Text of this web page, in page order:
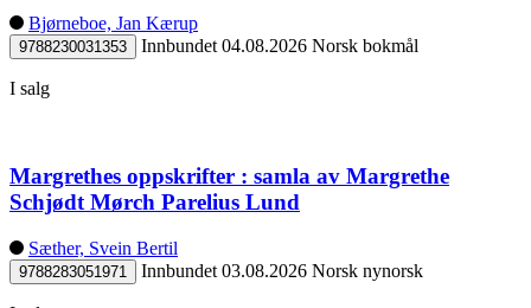
Bjørneboe, Jan Kærup
9788230031353 Innbundet 04.08.2026 Norsk bokmål
I salg
Margrethes oppskrifter : samla av Margrethe
Schjødt Mørch Parelius Lund
Sæther, Svein Bertil
9788283051971 Innbundet 03.08.2026 Norsk nynorsk